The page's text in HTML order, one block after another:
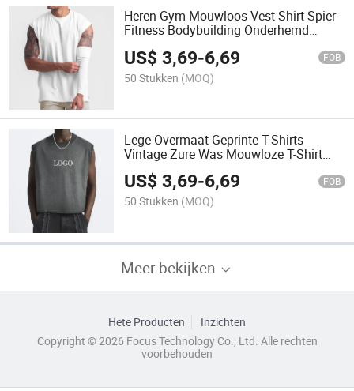
Heren Gym Mouwloos Vest Shirt Spier
Fitness Bodybuilding Onderhemd
Tops
US$3,69-6,69 FOB
50 Stukken (MOQ)
Lege Overmaat Geprinte T-Shirts
Vintage Zure Was Mouwloze T-Shirt
Ribbel Running Voetbal Vest Gym
Tanktop Mannen
US$3,69-6,69 FOB
50 Stukken (MOQ)
Meer bekijken
Hete Producten
Inzichten
Copyright © 2026 Focus Technology Co., Ltd. Alle rechten
voorbehouden